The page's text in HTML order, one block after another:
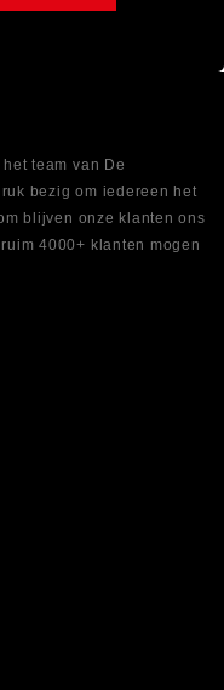
team van De
bezig om iedereen het
blijven onze klanten ons
4000+ klanten mogen